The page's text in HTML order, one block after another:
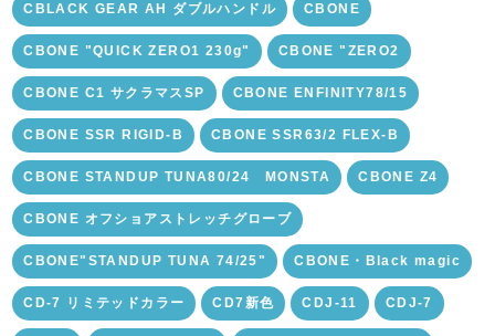
CBLACK GEAR AH ダブルハンドル CBONE
CBONE "QUICK ZERO1 230g" CBONE "ZERO2
CBONE C1 サクラマスSP CBONE ENFINITY78/15
CBONE SSR RIGID-B CBONE SSR63/2 FLEX-B
CBONE STANDUP TUNA80/24 MONSTA CBONE Z4
CBONE オフショアストレッチグローブ
CBONE"STANDUP TUNA 74/25" CBONE・Black magic
CD-7 リミテッドカラー CD7新色 CDJ-11 CDJ-7